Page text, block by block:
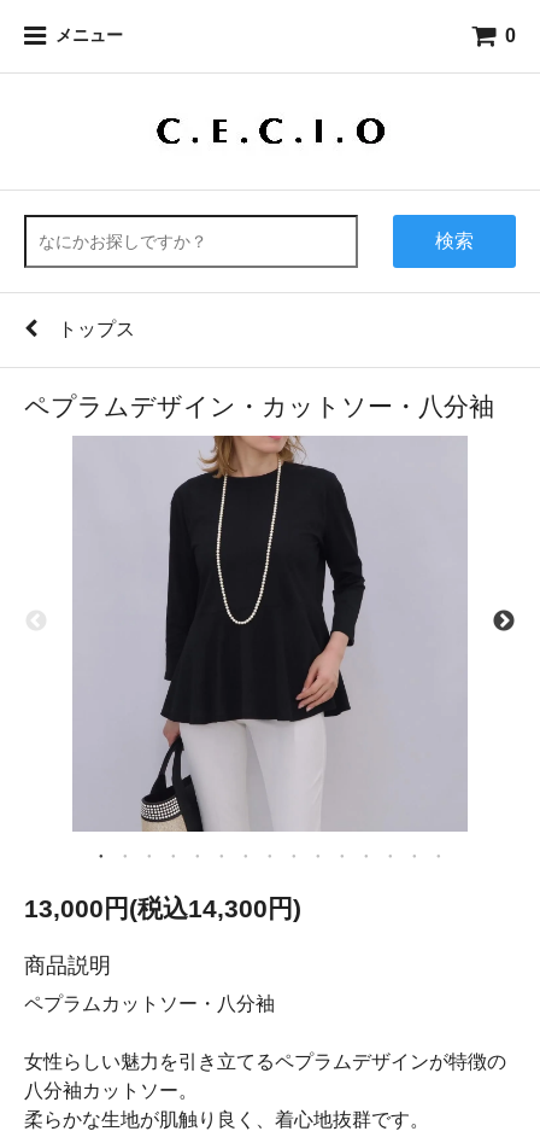
メニュー 0
検索
トップス
ペプラムデザイン・カットソー・八分袖
13,000円(税込14,300円)
商品説明
ペプラムカットソー・八分袖
女性らしい魅力を引き立てるペプラムデザインが特徴の
八分袖カットソー。
柔らかな生地が肌触り良く、着心地抜群です。